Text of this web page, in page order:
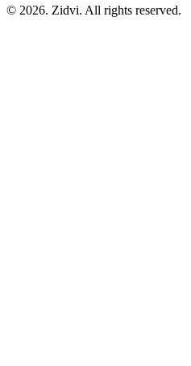
© 2026. Zidvi. All rights reserved.